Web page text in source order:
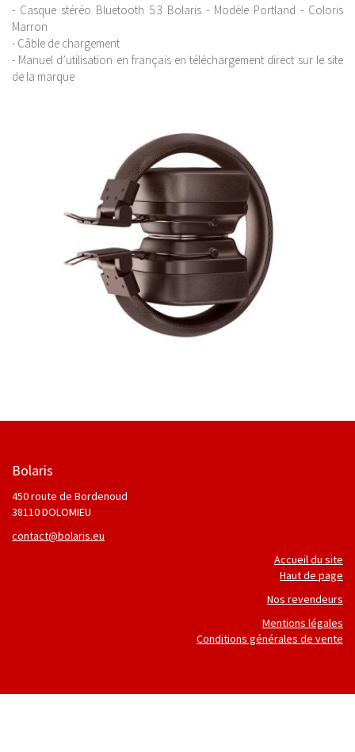
- Casque stéréo Bluetooth 5.3 Bolaris - Modèle Portland - Coloris
Marron
- Câble de chargement
- Manuel d’utilisation en français en téléchargement direct sur le site
de la marque
Bolaris
450 route de Bordenoud
38110 DOLOMIEU
contact@bolaris.eu
Accueil du site
Haut de page
Nos revendeurs
Mentions légales
Conditions générales de vente